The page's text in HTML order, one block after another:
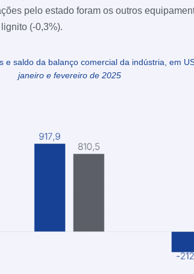
pelo estado foram os outros
(-0,3%).
e saldo da balanço comercial da indústria, em
janeiro e fevereiro de 2025